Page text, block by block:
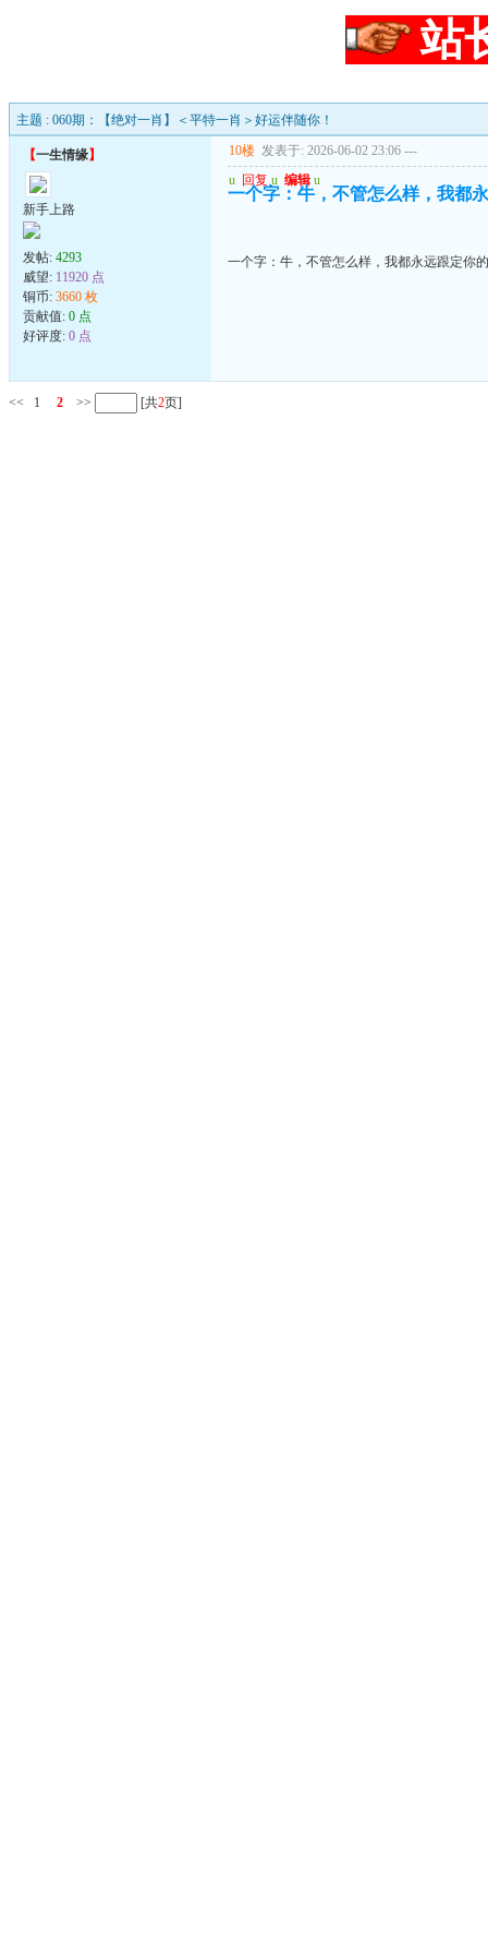
站
主题 : 060期：【绝对一肖】＜平特一肖＞好运伴随你！
【一生情缘】
新手上路
发帖: 4293
威望: 11920 点
铜币: 3660 枚
贡献值: 0 点
好评度: 0 点
10楼 发表于: 2026-06-02 23:06 ---
u 回复 u 编辑 u
一个字：牛，不管怎么样，我都
一个字：牛，不管怎么样，我都永远跟定你的
<< 1 2 >> [共2页]